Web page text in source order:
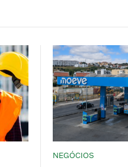
NEGÓCIOS